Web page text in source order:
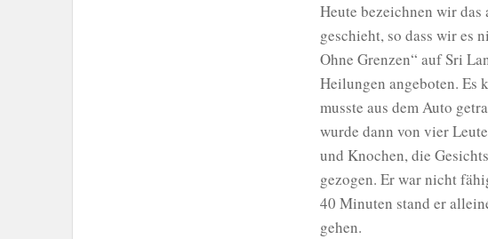
Heute bezeichnen wir das
geschieht, so dass wir es
Ohne Grenzen“ auf Sri
Heilungen angeboten. Es
musste aus dem Auto
wurde dann von vier
und Knochen, die
gezogen. Er war nicht
40 Minuten stand er
gehen.